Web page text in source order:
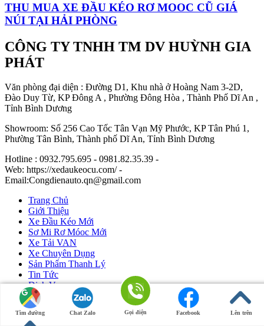
THU MUA XE ĐẦU KÉO RƠ MOOC CŨ GIÁ
NÚI TẠI HẢI PHÒNG
CÔNG TY TNHH TM DV HUỲNH GIA
PHÁT
Văn phòng đại diện : Đường D1, Khu nhà ở Hoàng Nam 3-2D,
Đào Duy Từ, KP Đông A , Phường Đông Hòa , Thành Phố Dĩ An ,
Tỉnh Bình Dương
Showroom: Số 256 Cao Tốc Tân Vạn Mỹ Phước, KP Tân Phú 1,
Phường Tân Bình, Thành phố Dĩ An, Tỉnh Bình Dương
Hotline : 0932.795.695 - 0981.82.35.39 -
Web: https://xedaukeocu.com/ -
Email:Congdienauto.qn@gmail.com
Tìm đường Chat Zalo Gọi điện Facebook Lên trên
Trang Chủ
Giới Thiệu
Xe Đầu Kéo Mới
Sơ Mi Rơ Móoc Mới
Xe Tải VAN
Xe Chuyên Dụng
Sản Phẩm Thanh Lý
Tin Tức
Dịch Vụ
Liên Hệ
Ô Tô Huỳnh Gia Phát|Xe Đầu Kéo Mỹ by Huỳnh Gia Phát.